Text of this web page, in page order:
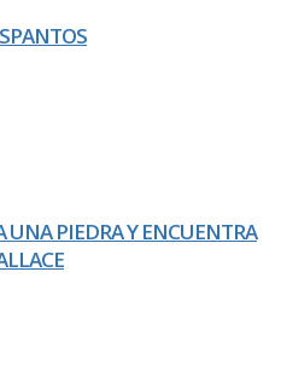
PIEDRA Y ENCUENTRA